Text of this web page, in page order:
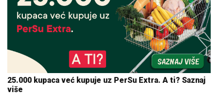
25.000 kupaca već kupuje uz PerSu Extra. A ti? Saznaj
više